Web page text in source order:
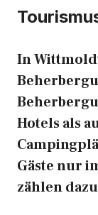
In
Hotels als
Gäste nur
zählen